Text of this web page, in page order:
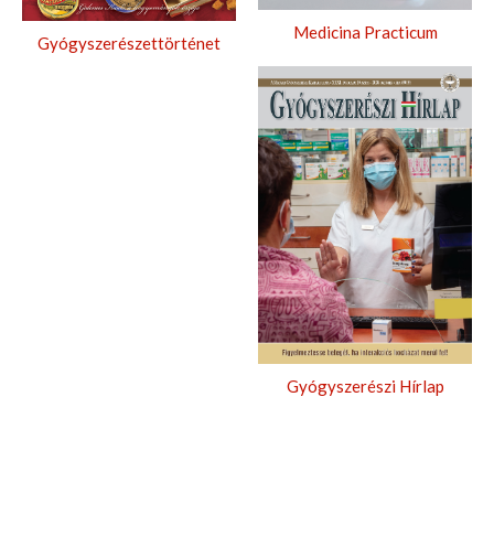
Gyógyszerészettörténet
Medicina Practicum
Gyógyszerészi Hírlap